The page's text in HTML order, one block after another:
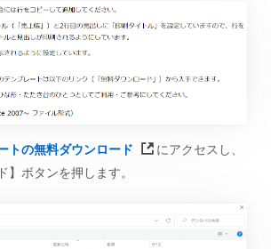
トの無料ダウンロード
にアクセスし、
】ボタンを押します。